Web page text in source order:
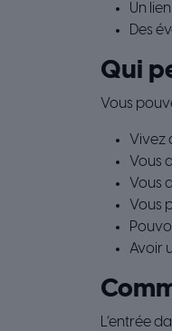
Un
Des
Qui
Vous
Vivez
Vous
Vous
Vous
Avoir
L’entrée